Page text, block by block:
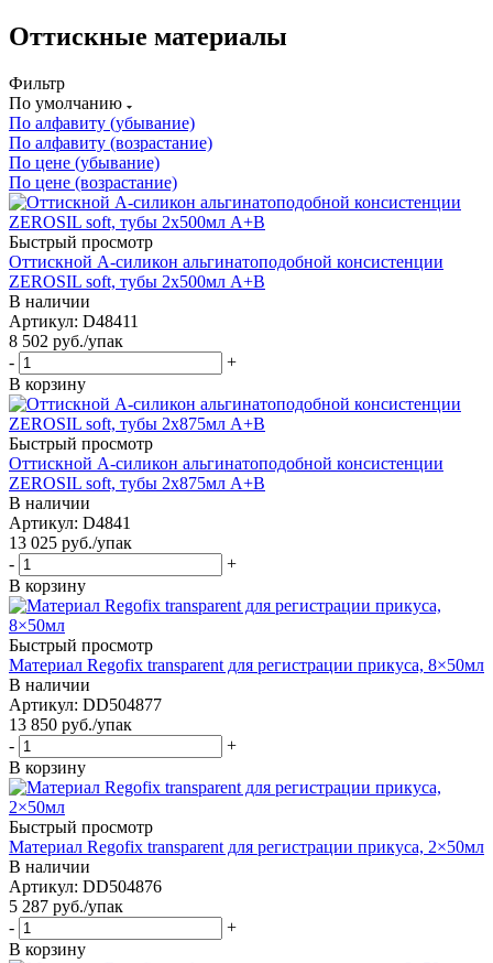
Оттискные материалы
Фильтр
По умолчанию
По алфавиту (убывание)
По алфавиту (возрастание)
По цене (убывание)
По цене (возрастание)
Быстрый просмотр
Оттискной А-силикон альгинатоподобной консистенции
ZEROSIL soft, тубы 2х500мл А+В
В наличии
Артикул: D48411
8 502 руб./упак
-
+
В корзину
Быстрый просмотр
Оттискной А-силикон альгинатоподобной консистенции
ZEROSIL soft, тубы 2х875мл А+В
В наличии
Артикул: D4841
13 025 руб./упак
-
+
В корзину
Быстрый просмотр
Материал Regofix transparent для регистрации прикуса, 8×50мл
В наличии
Артикул: DD504877
13 850 руб./упак
-
+
В корзину
Быстрый просмотр
Материал Regofix transparent для регистрации прикуса, 2×50мл
В наличии
Артикул: DD504876
5 287 руб./упак
-
+
В корзину